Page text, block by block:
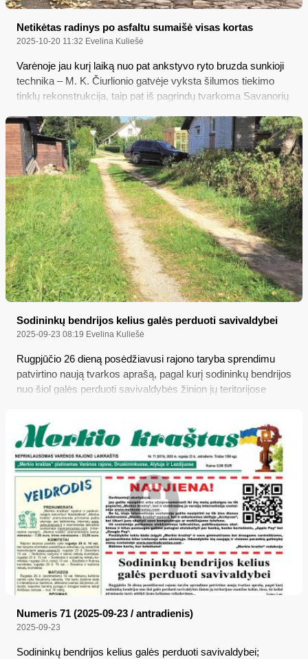
Netikėtas radinys po asfaltu sumaišė visas kortas
2025-10-20 11:32 Evelina Kuliešė
Varėnoje jau kurį laiką nuo pat ankstyvo ryto bruzda sunkioji
technika – M. K. Čiurlionio gatvėje vyksta šilumos tiekimo
tinklų rekonstrukcija, taip pat iš pagrindų tvarkoma Savanorių
aptiktas senas akmeninis grindinys, dėl kurio Kultūros
paveldo departamento specialistai iš pradžių remonto darbus
apskritai sustabdė, o paskui įpareigojo rajono savivaldybę
tuos akmenis išsaugoti...
Sodininkų bendrijos kelius galės perduoti savivaldybei
2025-09-23 08:19 Evelina Kuliešė
Rugpjūčio 26 dieną posėdžiavusi rajono taryba sprendimu
patvirtino naują tvarkos aprašą, pagal kurį sodininkų bendrijos
nuo šiol galės perduoti savivaldybės žinion jų teritorijose
keliamus reikalavimus...
Numeris 71 (2025-09-23 / antradienis)
2025-09-23
Sodininkų bendrijos kelius galės perduoti savivaldybei;